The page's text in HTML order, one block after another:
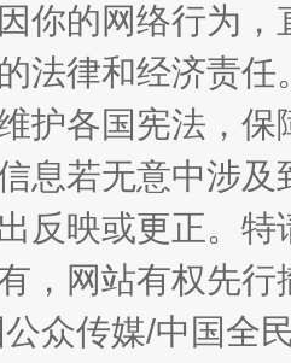
罪" "炒
你的网络行为
法律和经济责
护各国宪法，
息若无意中涉
反映或更正。
，网站有权先
众传媒/中国全